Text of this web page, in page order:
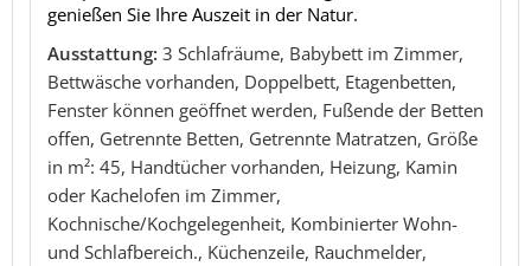
genießen Sie Ihre Auszeit in der Natur.
Ausstattung: 3 Schlafräume, Babybett im Zimmer,
Bettwäsche vorhanden, Doppelbett, Etagenbetten,
Fenster können geöffnet werden, Fußende der Betten
offen, Getrennte Betten, Getrennte Matratzen, Größe
in m²: 45, Handtücher vorhanden, Heizung, Kamin
oder Kachelofen im Zimmer,
Kochnische/Kochgelegenheit, Kombinierter Wohn-
und Schlafbereich., Küchenzeile, Rauchmelder,